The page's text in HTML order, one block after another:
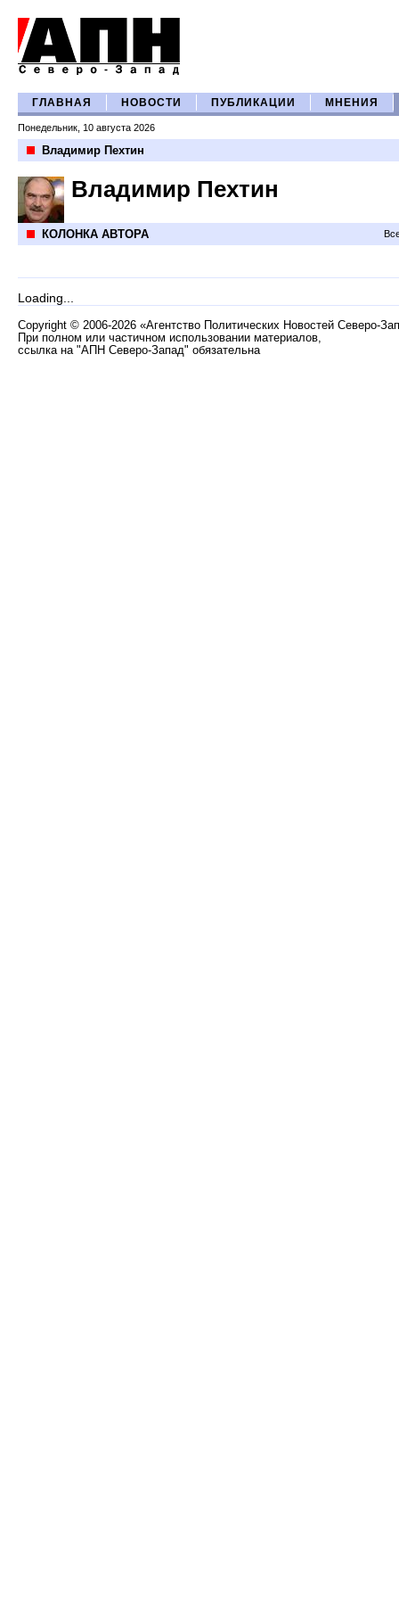
ГЛАВНАЯ НОВОСТИ ПУБЛИКАЦИИ МНЕНИЯ
Понедельник, 10 августа 2026
Владимир Пехтин
Владимир Пехтин
КОЛОНКА АВТОРА
Loading...
Copyright © 2006-2026 «Агентство Политических Новостей Северо-
При полном или частичном использовании материалов,
ссылка на "АПН Северо-Запад" обязательна